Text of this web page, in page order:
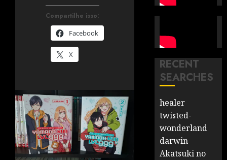
Compartilhe isso:
Facebook
X
RECENT
SEARCHES
healer
twisted-
wonderland
darwin
Akatsuki no